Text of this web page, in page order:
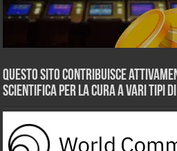
Questo sito contribuisce
scientifica per la cura a vari tipi di